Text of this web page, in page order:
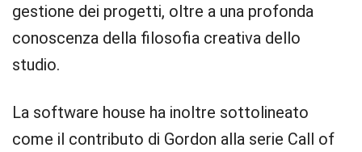
gestione dei progetti, oltre a una profonda
conoscenza della filosofia creativa dello
studio.
La software house ha inoltre sottolineato
come il contributo di Gordon alla serie Call of